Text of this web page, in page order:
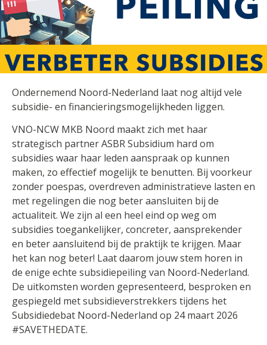
Ondernemend Noord-Nederland laat nog altijd vele
subsidie- en financieringsmogelijkheden liggen.
VNO-NCW MKB Noord maakt zich met haar
strategisch partner ASBR Subsidium hard om
subsidies waar haar leden aanspraak op kunnen
maken, zo effectief mogelijk te benutten. Bij voorkeur
zonder poespas, overdreven administratieve lasten en
met regelingen die nog beter aansluiten bij de
actualiteit. We zijn al een heel eind op weg om
subsidies toegankelijker, concreter, aansprekender
en beter aansluitend bij de praktijk te krijgen. Maar
het kan nog beter! Laat daarom jouw stem horen in
de enige echte subsidiepeiling van Noord-Nederland.
De uitkomsten worden gepresenteerd, besproken en
gespiegeld met subsidieverstrekkers tijdens het
Subsidiedebat Noord-Nederland op 24 maart 2026
#SAVETHEDATE.